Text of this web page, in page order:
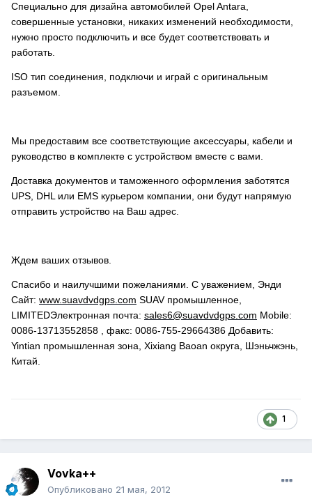
Специально для дизайна автомобилей Opel Antara,
совершенные установки, никаких изменений необходимости,
нужно просто подключить и все будет соответствовать и
работать.
ISO тип соединения, подключи и играй с оригинальным
разъемом.
Мы предоставим все соответствующие аксессуары, кабели и
руководство в комплекте с устройством вместе с вами.
Доставка документов и таможенного оформления заботятся
UPS, DHL или EMS курьером компании, они будут напрямую
отправить устройство на Ваш адрес.
Ждем ваших отзывов.
Спасибо и наилучшими пожеланиями. С уважением, Энди
Сайт: www.suavdvdgps.com SUAV промышленное,
LIMITEDЭлектронная почта: sales6@suavdvdgps.com Mobile:
0086-13713552858 , факс: 0086-755-29664386 Добавить:
Yintian промышленная зона, Xixiang Baoan округа, Шэньчжэнь,
Китай.
1
Vovka++
Опубликовано 21 мая, 2012